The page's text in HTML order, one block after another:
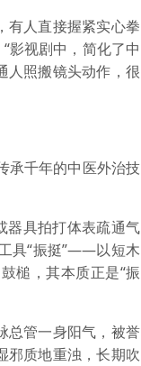
人直接握紧实心拳
影视剧中，简化了中
人照搬镜头动作，很
承千年的中医外治技
具拍打体表疏通气
具“振挺”——以短木
槌，其本质正是“振
管一身阳气，被誉
邪质地重浊，长期吹